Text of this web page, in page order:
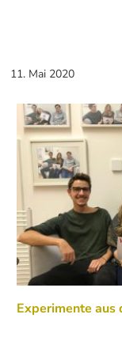
11. Mai 2020
Experimente aus